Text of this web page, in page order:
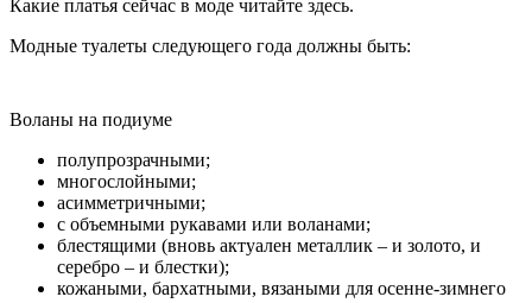
Какие платья сейчас в моде читайте здесь.
Модные туалеты следующего года должны быть:
Воланы на подиуме
полупрозрачными;
многослойными;
асимметричными;
с объемными рукавами или воланами;
блестящими (вновь актуален металлик – и золото, и
серебро – и блестки);
кожаными, бархатными, вязаными для осенне-зимнего